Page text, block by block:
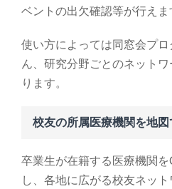
ベントの出欠確認等が行えま
使い方によっては同窓会プ
ん、研究分野ごとのネット
ります。
校友の所属医療機関を地
卒業生が在籍する医療機関
し、各地に広がる校友ネッ